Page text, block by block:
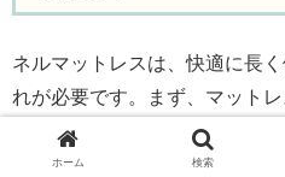
ネルマットレスは、快適に長
れが必要です。まず、マット
をつけた柔らかい布で軽く拭
週間に1回程度の陰干しをする
ホーム 検索